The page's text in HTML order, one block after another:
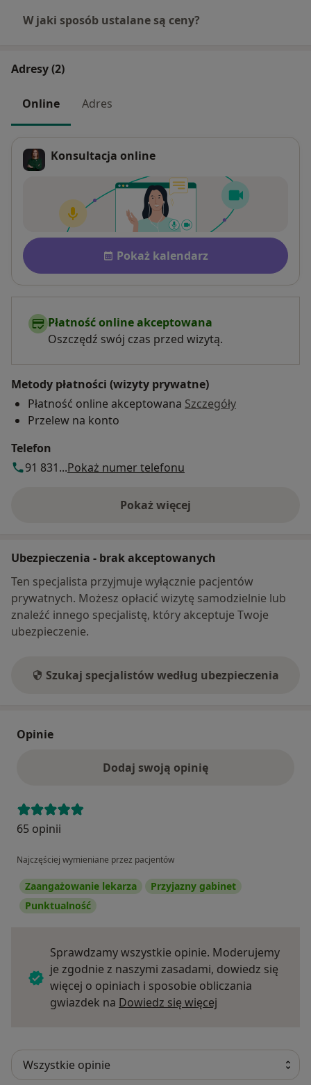
W jaki sposób ustalane są ceny?
Adresy (2)
Online Adres
Konsultacja online
Dostępność
Pokaż kalendarz
Płatność online akceptowana
Oszczędź swój czas przed wizytą.
Metody płatności (wizyty prywatne)
Płatność online akceptowana Szczegóły
Przelew na konto
Telefon
91 831...Pokaż numer telefonu
Pokaż więcej
o adresie
Ubezpieczenia - brak akceptowanych
Ten specjalista przyjmuje wyłącznie pacjentów
prywatnych. Możesz opłacić wizytę samodzielnie lub
znaleźć innego specjalistę, który akceptuje Twoje
ubezpieczenie.
Szukaj specjalistów według ubezpieczenia
Opinie
Dodaj swoją opinię
65 opinii
Najczęściej wymieniane przez pacjentów
Zaangażowanie lekarza
Przyjazny gabinet
Punktualność
Sprawdzamy wszystkie opinie. Moderujemy
je zgodnie z naszymi zasadami, dowiedz się
więcej o opiniach i sposobie obliczania
gwiazdek na Dowiedz się więcej